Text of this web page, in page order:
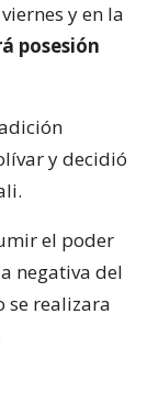
y en la
posesión
y decidió
el poder
negativa del
se realizara